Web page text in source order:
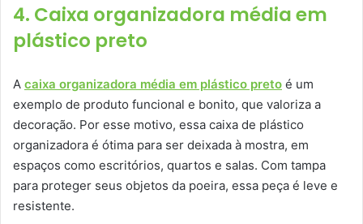
4. Caixa organizadora média em
plástico preto
A caixa organizadora média em plástico preto é um
exemplo de produto funcional e bonito, que valoriza a
decoração. Por esse motivo, essa caixa de plástico
organizadora é ótima para ser deixada à mostra, em
espaços como escritórios, quartos e salas. Com tampa
para proteger seus objetos da poeira, essa peça é leve e
resistente.